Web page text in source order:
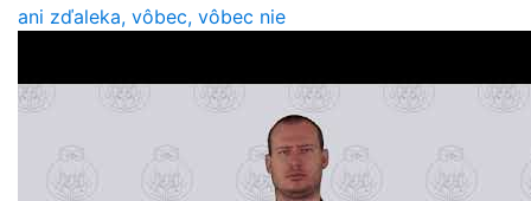
ani zďaleka, vôbec, vôbec nie